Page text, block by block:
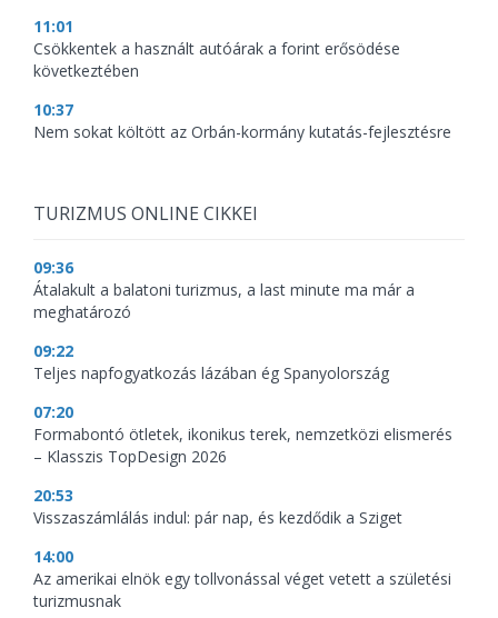
11:01
Csökkentek a használt autóárak a forint erősödése
következtében
10:37
Nem sokat költött az Orbán-kormány kutatás-fejlesztésre
TURIZMUS ONLINE CIKKEI
09:36
Átalakult a balatoni turizmus, a last minute ma már a
meghatározó
09:22
Teljes napfogyatkozás lázában ég Spanyolország
07:20
Formabontó ötletek, ikonikus terek, nemzetközi elismerés
– Klasszis TopDesign 2026
20:53
Visszaszámlálás indul: pár nap, és kezdődik a Sziget
14:00
Az amerikai elnök egy tollvonással véget vetett a születési
turizmusnak